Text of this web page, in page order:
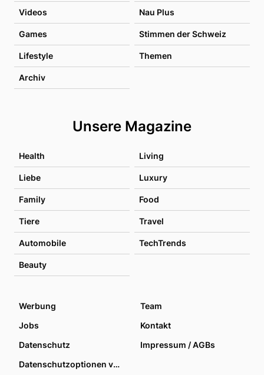
Videos Nau Plus
Games Stimmen der Schweiz
Lifestyle Themen
Archiv
Unsere Magazine
Health Living
Liebe Luxury
Family Food
Tiere Travel
Automobile TechTrends
Beauty
Werbung
Team
Jobs
Kontakt
Datenschutz
Impressum / AGBs
Datenschutzoptionen verwalten